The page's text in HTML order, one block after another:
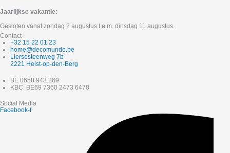
Jaarlijkse vakantie:
Gesloten vanaf zondag 2 augustus t.e.m. dinsdag 11 augustus.
Contact
+32 15 22 01 23
home@decomundo.be
Liersesteenweg 7b
2221 Heist-op-den-Berg
BE 0658.943.269
KBC: BE69 7360 2473 6478
Social Media
Facebook-f